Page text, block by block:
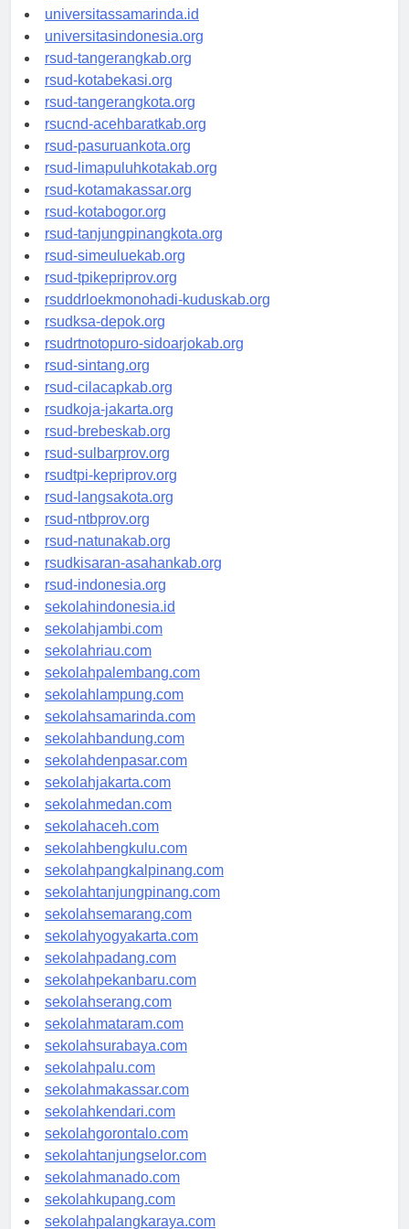
universitasjakarta.id
universitassamarinda.id
universitasindonesia.org
rsud-tangerangkab.org
rsud-kotabekasi.org
rsud-tangerangkota.org
rsucnd-acehbaratkab.org
rsud-pasuruankota.org
rsud-limapuluhkotakab.org
rsud-kotamakassar.org
rsud-kotabogor.org
rsud-tanjungpinangkota.org
rsud-simeuluekab.org
rsud-tpikepriprov.org
rsuddrloekmonohadi-kuduskab.org
rsudksa-depok.org
rsudrtnotopuro-sidoarjokab.org
rsud-sintang.org
rsud-cilacapkab.org
rsudkoja-jakarta.org
rsud-brebeskab.org
rsud-sulbarprov.org
rsudtpi-kepriprov.org
rsud-langsakota.org
rsud-ntbprov.org
rsud-natunakab.org
rsudkisaran-asahankab.org
rsud-indonesia.org
sekolahindonesia.id
sekolahjambi.com
sekolahriau.com
sekolahpalembang.com
sekolahlampung.com
sekolahsamarinda.com
sekolahbandung.com
sekolahdenpasar.com
sekolahjakarta.com
sekolahmedan.com
sekolahaceh.com
sekolahbengkulu.com
sekolahpangkalpinang.com
sekolahtanjungpinang.com
sekolahsemarang.com
sekolahyogyakarta.com
sekolahpadang.com
sekolahpekanbaru.com
sekolahserang.com
sekolahmataram.com
sekolahsurabaya.com
sekolahpalu.com
sekolahmakassar.com
sekolahkendari.com
sekolahgorontalo.com
sekolahtanjungselor.com
sekolahmanado.com
sekolahkupang.com